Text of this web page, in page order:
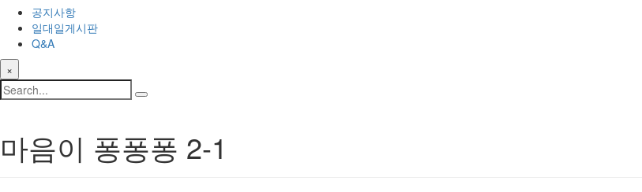
공지사항
일대일게시판
Q&A
×
마음이 퐁퐁퐁 2-1